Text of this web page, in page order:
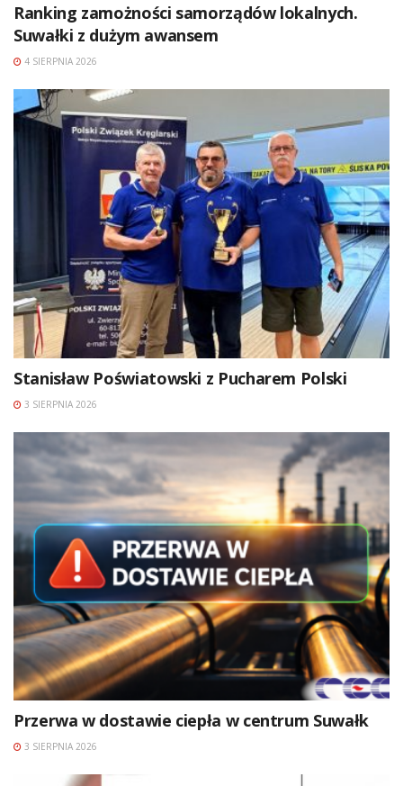
Ranking zamożności samorządów lokalnych.
Suwałki z dużym awansem
4 SIERPNIA 2026
Stanisław Poświatowski z Pucharem Polski
3 SIERPNIA 2026
Przerwa w dostawie ciepła w centrum Suwałk
3 SIERPNIA 2026